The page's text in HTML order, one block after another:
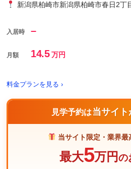
新潟県柏崎市新潟県柏崎市春日2丁
入居時 –
月額 14.5万円
料金プランを見る ›
見学予約は当サイ
当サイト限定・業界
最大5万円の